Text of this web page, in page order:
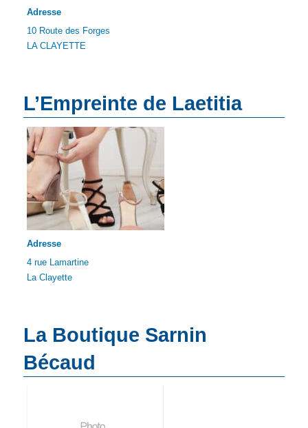
Adresse
10 Route des Forges
LA CLAYETTE
L’Empreinte de Laetitia
Adresse
4 rue Lamartine
La Clayette
La Boutique Sarnin
Bécaud